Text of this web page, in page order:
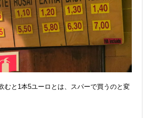
むと1本5ユーロとは、スパーで買うのと変